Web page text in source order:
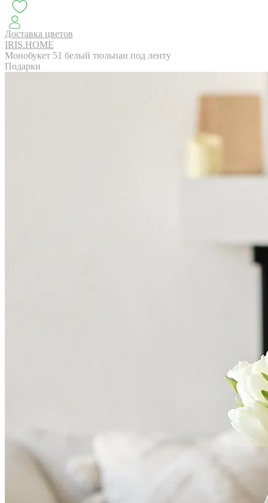
АВТОРСКИЕ БУКЕТЫ
Доставка цветов
IRIS.HOME
Монобукет 51 белый тюльпан под ленту
Подарки